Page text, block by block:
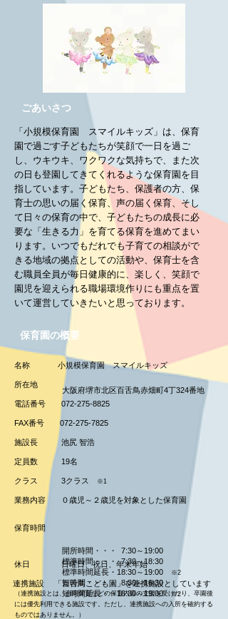
ごあいさつ
「小規模保育園 スマイルキッズ」は、保育
園で過ごす子どもたちが笑顔で一日を過ご
し、ウキウキ、ワクワクな気持ちで、また次
の日も登園してきてくれるような保育園を目
指しています。子どもたち、保護者の方、保
育士の思いの届く保育、声の届く保育、そし
て日々の保育の中で、子どもたちの成長に必
要な「生きる力」を育てる保育を進めてまい
ります。いつでもだれでも子育ての相談がで
きる地域の拠点としての活動や、保育士を含
む職員全員が毎日健康的に、楽しく、笑顔で
園児を迎えられる職場環境作りにも重点を置
いて運営していきたいと思っております。
​保育園の概要
名称 小規模保育園 スマイルキッズ
所在地
電話番号 072-275-8825
FAX番号 072-275-7825
施設長 池尻 智浩
定員数 19名
クラス 3クラス ※1
業務内容 ０歳児～２歳児を対象とした保育園
保育時間
休日 日曜日、祝日、年末年始
連携施設 「百舌鳥こども園」を連携施設としています
大阪府堺市北区百舌鳥赤畑町4丁324番地
開所時間・・・ 7:30～19:00
標準時間・・・ 7:30～18:30
標準時間延長・18:30～19:00
※2
短時間・・・・ 8:30～16:30
​短時間延長・・16:30～19:00※2
（連携施設とは、合同保育などの保育内容の支援を受けたり、卒園後
には優先利用できる施設です。ただし、連携施設への入所を確約する
ものではありません。）